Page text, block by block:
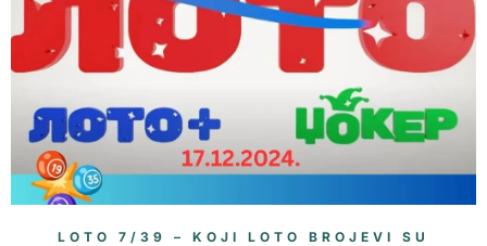
LOTO 7/39 – KOJI LOTO BROJEVI SU